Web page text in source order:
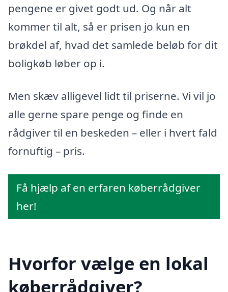
pengene er givet godt ud. Og når alt
kommer til alt, så er prisen jo kun en
brøkdel af, hvad det samlede beløb for dit
boligkøb løber op i.
Men skæv alligevel lidt til priserne. Vi vil jo
alle gerne spare penge og finde en
rådgiver til en beskeden – eller i hvert fald
fornuftig – pris.
Få hjælp af en erfaren køberrådgiver
her!
Hvorfor vælge en lokal
køberrådgiver?